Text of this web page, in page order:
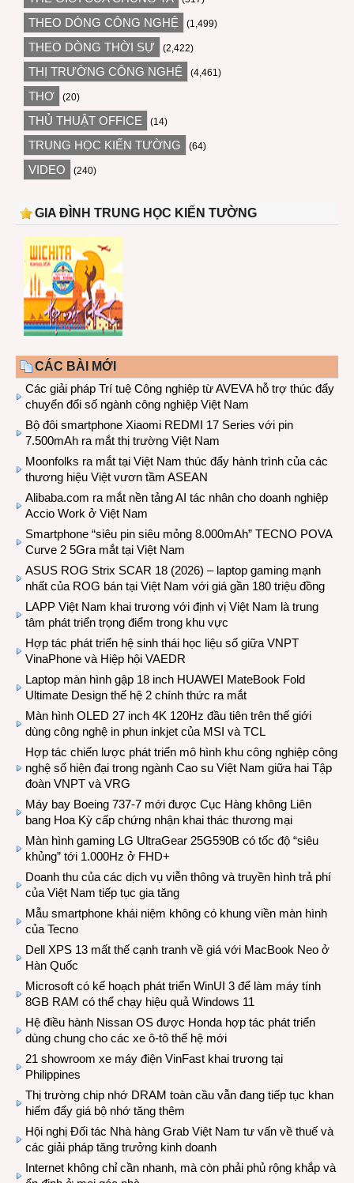
THEO DÒNG CÔNG NGHỆ (1,499)
THEO DÒNG THỜI SỰ (2,422)
THỊ TRƯỜNG CÔNG NGHỆ (4,461)
THƠ (20)
THỦ THUẬT OFFICE (14)
TRUNG HỌC KIẾN TƯỜNG (64)
VIDEO (240)
GIA ĐÌNH TRUNG HỌC KIẾN TƯỜNG
CÁC BÀI MỚI
Các giải pháp Trí tuệ Công nghiệp từ AVEVA hỗ trợ thúc đẩy
chuyển đổi số ngành công nghiệp Việt Nam
Bộ đôi smartphone Xiaomi REDMI 17 Series với pin
7.500mAh ra mắt thị trường Việt Nam
Moonfolks ra mắt tại Việt Nam thúc đẩy hành trình của các
thương hiệu Việt vươn tầm ASEAN
Alibaba.com ra mắt nền tảng AI tác nhân cho doanh nghiệp
Accio Work ở Việt Nam
Smartphone “siêu pin siêu mỏng 8.000mAh” TECNO POVA
Curve 2 5Gra mắt tại Việt Nam
ASUS ROG Strix SCAR 18 (2026) – laptop gaming mạnh
nhất của ROG bán tại Việt Nam với giá gần 180 triệu đồng
LAPP Việt Nam khai trương với định vị Việt Nam là trung
tâm phát triển trọng điểm trong khu vực
Hợp tác phát triển hệ sinh thái học liệu số giữa VNPT
VinaPhone và Hiệp hội VAEDR
Laptop màn hình gập 18 inch HUAWEI MateBook Fold
Ultimate Design thế hệ 2 chính thức ra mắt
Màn hình OLED 27 inch 4K 120Hz đầu tiên trên thế giới
dùng công nghệ in phun inkjet của MSI và TCL
Hợp tác chiến lược phát triển mô hình khu công nghiệp công
nghệ số hiện đại trong ngành Cao su Việt Nam giữa hai Tập
đoàn VNPT và VRG
Máy bay Boeing 737-7 mới được Cục Hàng không Liên
bang Hoa Kỳ cấp chứng nhận khai thác thương mại
Màn hình gaming LG UltraGear 25G590B có tốc độ “siêu
khủng” tới 1.000Hz ở FHD+
Doanh thu của các dịch vụ viễn thông và truyền hình trả phí
của Việt Nam tiếp tục gia tăng
Mẫu smartphone khái niệm không có khung viền màn hình
của Tecno
Dell XPS 13 mất thế cạnh tranh về giá với MacBook Neo ở
Hàn Quốc
Microsoft có kế hoạch phát triển WinUI 3 để làm máy tính
8GB RAM có thể chạy hiệu quả Windows 11
Hệ điều hành Nissan OS được Honda hợp tác phát triển
dùng chung cho các xe ô-tô thế hệ mới
21 showroom xe máy điện VinFast khai trương tại
Philippines
Thị trường chip nhớ DRAM toàn cầu vẫn đang tiếp tục khan
hiếm đẩy giá bộ nhớ tăng thêm
Hội nghị Đối tác Nhà hàng Grab Việt Nam tư vấn về thuế và
các giải pháp tăng trưởng kinh doanh
Internet không chỉ cần nhanh, mà còn phải phủ rộng khắp và